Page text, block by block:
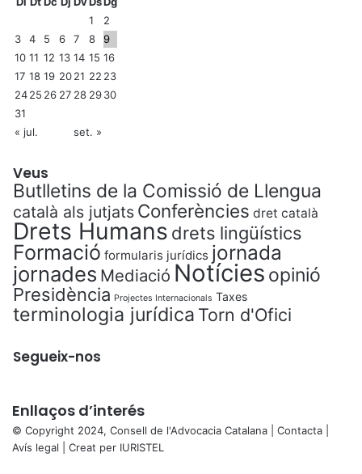
1
2
3
4 5 6 7 8
9
10 11 12 13 14 15 16
17 18 19 2021 22 23
2425 26 27 28 2930
31
« jul.
set. »
Veus
Butlletins de la Comissió de Llengua
català als jutjats Conferències dret català
Drets Humans drets lingüístics
Formació formularis jurídics jornada
jornades Mediació Notícies opinió
Presidència Projectes Internacionals Taxes
terminologia jurídica Torn d'Ofici
Segueix-nos
Enllaços d’interés
© Copyright 2024, Consell de l'Advocacia Catalana | Contacta
Avís legal | Creat per IURISTEL